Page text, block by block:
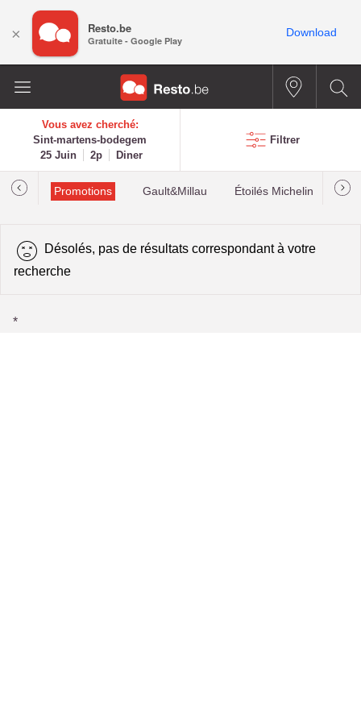
Vous avez cherché:
Sint-martens-bodegem
25 Juin
2p Diner
Filtrer
Promotions Gault&Millau Étoilés Michelin
Désolés, pas de résultats correspondant à votre
recherche
*
× Resto.be
Gratuite - Google Play
Download